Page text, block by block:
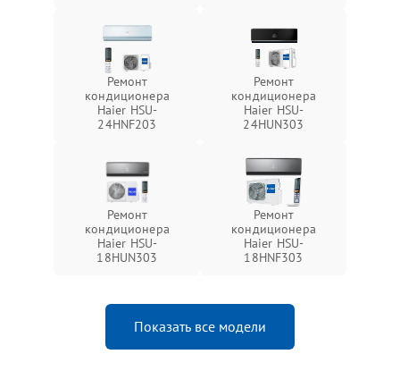
Ремонт
кондиционера
Haier HSU-
24HNF203
Ремонт
кондиционера
Haier HSU-
24HUN303
Ремонт
кондиционера
Haier HSU-
18HUN303
Ремонт
кондиционера
Haier HSU-
18HNF303
Показать все модели